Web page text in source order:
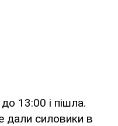
13:00 і пішла.
дали силовики в